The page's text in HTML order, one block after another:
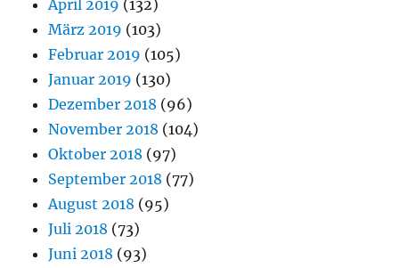
April 2019 (132)
März 2019 (103)
Februar 2019 (105)
Januar 2019 (130)
Dezember 2018 (96)
November 2018 (104)
Oktober 2018 (97)
September 2018 (77)
August 2018 (95)
Juli 2018 (73)
Juni 2018 (93)